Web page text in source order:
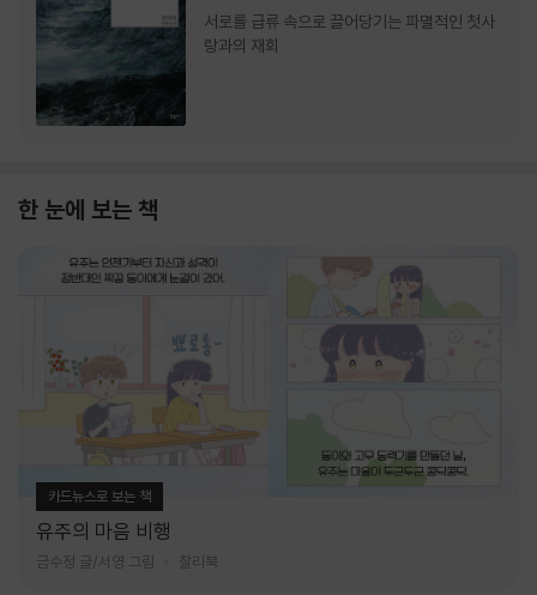
서로를 급류 속으로 끌어당기는 파멸적인 첫사
랑과의 재회
한 눈에 보는 책
카드뉴스로 보는 책
유주의 마음 비행
금수정 글/서영 그림 찰리북